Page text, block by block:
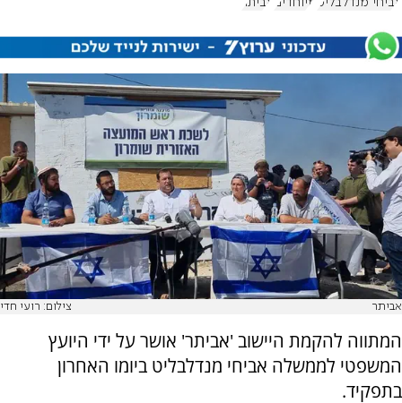
אביתר צילום: רועי חדי
המתווה להקמת היישוב 'אביתר' אושר על ידי היועץ
המשפטי לממשלה אביחי מנדלבליט ביומו האחרון
בתפקיד.